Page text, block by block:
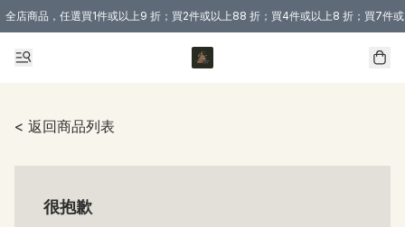
全店商品，任選買1件或以上9 折；買2件或以上88 折；買4件或以上8 折；買7件
購買 3 件商品或以上即享免運費優惠！（適用於 本地送貨、本地取貨 )
< 返回商品列表
很抱歉